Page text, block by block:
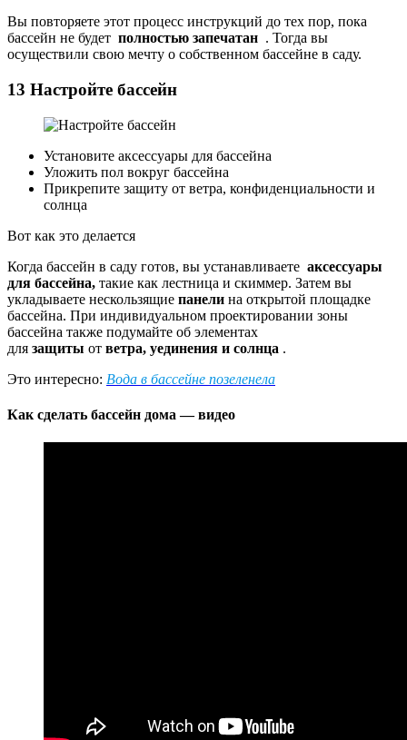
Вы повторяете этот процесс инструкций до тех пор, пока
бассейн не будет полностью запечатан . Тогда вы
осуществили свою мечту о собственном бассейне в саду.
13 Настройте бассейн
Установите аксессуары для бассейна
Уложить пол вокруг бассейна
Прикрепите защиту от ветра, конфиденциальности и
солнца
Вот как это делается
Когда бассейн в саду готов, вы устанавливаете аксессуары
для бассейна, такие как лестница и скиммер. Затем вы
укладываете нескользящие панели на открытой площадке
бассейна. При индивидуальном проектировании зоны
бассейна также подумайте об элементах
для защиты от ветра, уединения и солнца .
Это интересно: Вода в бассейне позеленела
Как сделать бассейн дома — видео